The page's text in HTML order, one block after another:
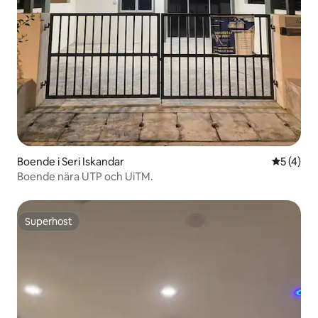
Boende i Seri Iskandar 5 av 5 i
5 (4)
Boende nära UTP och UiTM.
Superhost
Superhost